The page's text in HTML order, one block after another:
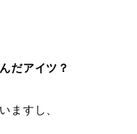
だアイツ？
ますし、